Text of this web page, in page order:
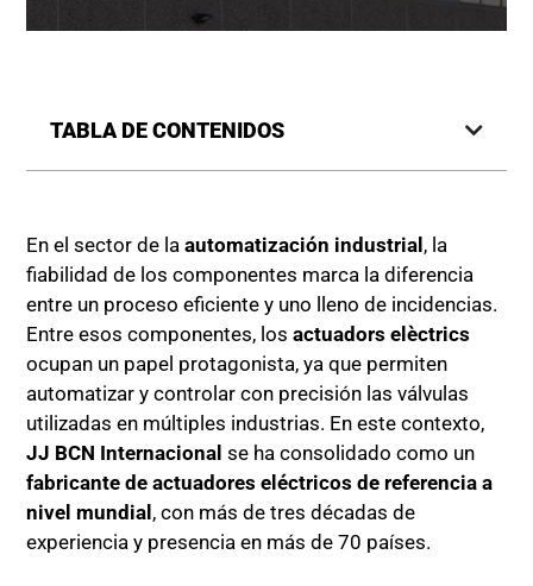
TABLA DE CONTENIDOS
En el sector de laautomatización industrial, la
fiabilidad de los componentes marca la diferencia
entre un proceso eficiente y uno lleno de incidencias.
Entre esos componentes, losactuadors elèctrics
ocupan un papel protagonista, ya que permiten
automatizar y controlar con precisión las válvulas
utilizadas en múltiples industrias. En este contexto,
JJ BCN Internacional se ha consolidado como un
fabricante de actuadores eléctricos de referencia a
nivel mundial, con más de tres décadas de
experiencia y presencia en más de 70 países.